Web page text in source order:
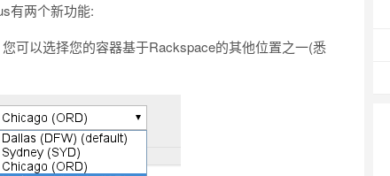
有两个新功能:
可以选择您的容器基于Rackspace的其他位置之一(悉